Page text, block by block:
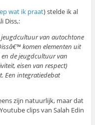
wat ik praat) stelde ik al
Diss,:
van autochtone
komen elementen uit
de jeugdcultuur van
eisen van respect)
Een integratiedebat
zijn natuurlijk, maar dat
clips van Salah Edin